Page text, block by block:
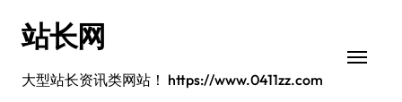
站长网
大型站长资讯类网站！ https://www.0411zz.com